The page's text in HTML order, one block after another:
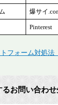
爆サイ
Pinterest
フォーム対処法
お問い合わせ